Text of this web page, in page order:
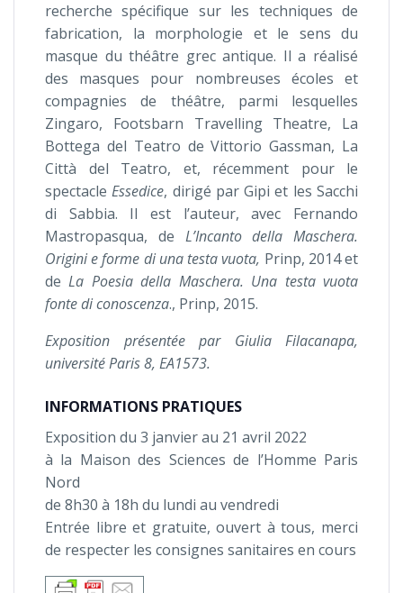
recherche spécifique sur les techniques de
fabrication, la morphologie et le sens du
masque du théâtre grec antique. Il a réalisé
des masques pour nombreuses écoles et
compagnies de théâtre, parmi lesquelles
Zingaro, Footsbarn Travelling Theatre, La
Bottega del Teatro de Vittorio Gassman, La
Città del Teatro, et, récemment pour le
spectacleEssedice, dirigé par Gipi et les Sacchi
di Sabbia. Il est l’auteur, avec Fernando
Mastropasqua, de L’Incanto della Maschera.
Origini e forme di una testa vuota, Prinp, 2014 et
deLa Poesia della Maschera. Una testa vuota
fonte di conoscenza., Prinp, 2015.
Exposition présentée par Giulia Filacanapa,
université Paris 8, EA1573.
INFORMATIONS PRATIQUES
Exposition du 3 janvier au 21 avril 2022
à la Maison des Sciences de l’Homme Paris
Nord
de 8h30 à 18h du lundi au vendredi
Entrée libre et gratuite, ouvert à tous, merci
de respecter les consignes sanitaires en cours